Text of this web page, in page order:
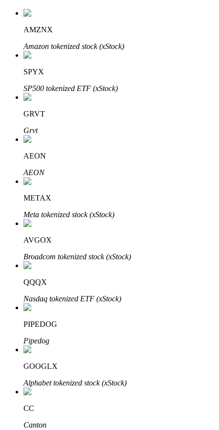
定投理财
享受活期理財及長期收益
學習理財
AMZNX
Amazon tokenized stock (xStock)
SPYX
SP500 tokenized ETF (xStock)
GRVT
Grvt
AEON
AEON
METAX
Meta tokenized stock (xStock)
AVGOX
Broadcom tokenized stock (xStock)
QQQX
Nasdaq tokenized ETF (xStock)
PIPEDOG
Pipedog
GOOGLX
Alphabet tokenized stock (xStock)
CC
Canton